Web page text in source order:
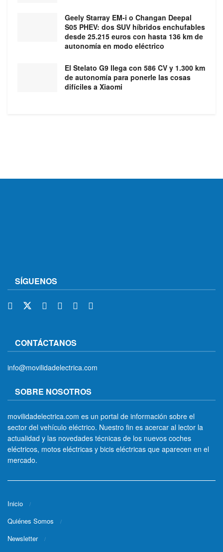
Geely Starray EM-i o Changan Deepal
S05 PHEV: dos SUV híbridos enchufables
desde 25.215 euros con hasta 136 km de
autonomía en modo eléctrico
El Stelato G9 llega con 586 CV y 1.300 km
de autonomía para ponerle las cosas
difíciles a Xiaomi
SÍGUENOS
CONTÁCTANOS
info@movilidadelectrica.com
SOBRE NOSOTROS
movilidadelectrica.com es un portal de información sobre el
sector del vehículo eléctrico. Nuestro fin es acercar al lector la
actualidad y las novedades técnicas de los nuevos coches
eléctricos, motos eléctricas y bicis eléctricas que aparecen en el
mercado.
Inicio
Quiénes Somos
Newsletter